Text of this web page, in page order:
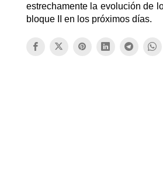
estrechamente la evolución de
bloque II en los próximos días.